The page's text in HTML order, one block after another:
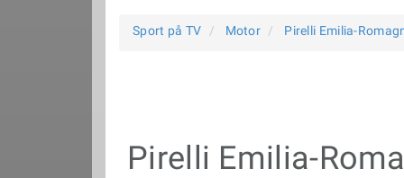
Sport på TV Motor Pirelli Emilia-
Pirelli Emilia-